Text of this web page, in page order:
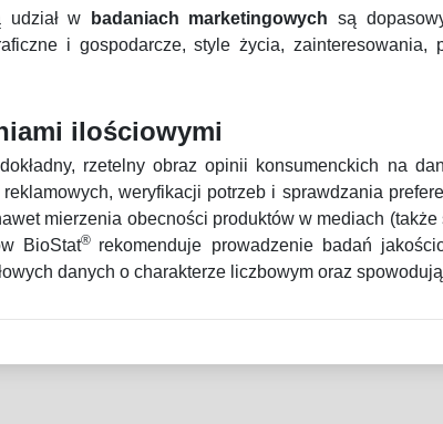
udział w badaniach marketingowych są
i gospodarcze, style życia,
ilościowymi
rzetelny obraz opinii konsumenckich na
weryfikacji potrzeb i sprawdzania
mierzenia obecności produktów w mediach
BioStat® rekomenduje prowadzenie badań
danych o charakterze liczbowym oraz